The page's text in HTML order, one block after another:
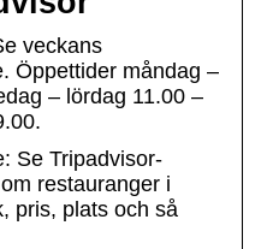
veckans
Öppettider måndag –
– lördag 11.00 –
Se Tripadvisor-
restauranger i
pris, plats och så